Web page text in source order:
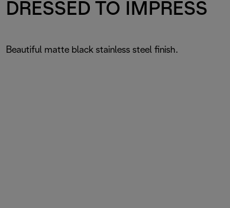
DRESSED TO IMPRESS
Beautiful matte black stainless steel finish.